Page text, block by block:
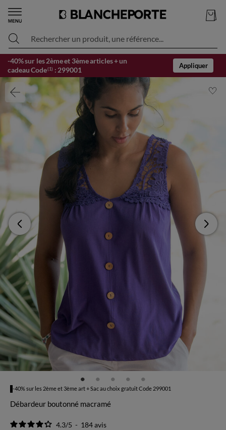
Rechercher un produit, une référence...
-40% sur les 2ème et 3ème articles + un
cadeau Code(1) : 299001
Appliquer
-40% sur les 2ème et 3ème art + Sac au choix gratuit Code 299001
Débardeur boutonné macramé
4.3/5 - 184avis